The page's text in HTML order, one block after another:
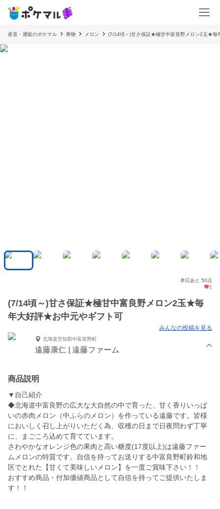
産直・通販のポケマル 果物 メロン (7/14頃～)甘さ保証★極甘中富良野メロン2玉★毎
本日あと 50点
2
(7/14頃～)甘さ保証★極甘中富良野メロン2玉★毎
年大好評★お中元やギフト可
みんなの投稿を見る
北海道空知郡中富良野町
遠藤康仁 | 遠藤ファーム
商品説明
▼自己紹介
◆北海道中富良野の広大な大自然の中で育った、甘く香りいっぱ
いの赤肉メロン（中ふらのメロン）を作っている遠藤です。皆様
においしく召し上がりいただく為、収穫の日まで日夜問わず丁寧
に、まごころ込めて育てています。
さわやかなオレンジ色の果肉と高い糖度(17度以上)は遠藤ファー
ムメロンの特質です。自信を持ってお送りする中富良野町鈴和地
区でとれた【甘くて美味しいメロン】を一度ご賞味下さい！！
おすすめ商品・付加価値商品として自信を持ってご提供いたしま
す！！